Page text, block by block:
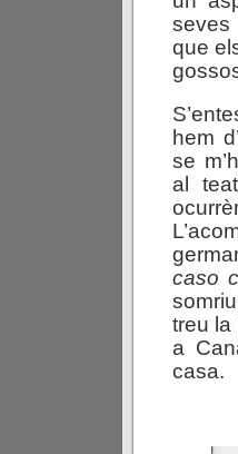
seves
que
hem
se
al
caso
treu la
a
casa.